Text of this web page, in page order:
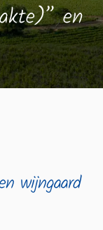
en
wijngaard